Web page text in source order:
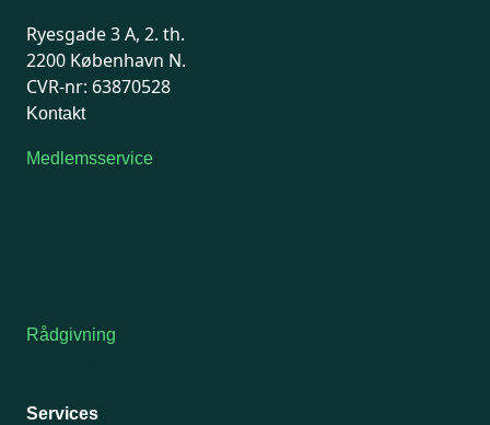
Ryesgade 3 A, 2. th.
2200 København N.
CVR-nr: 63870528
Kontakt
Medlemsservice
Rådgivning
Services